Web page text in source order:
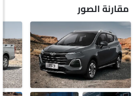
مقارنة الصور